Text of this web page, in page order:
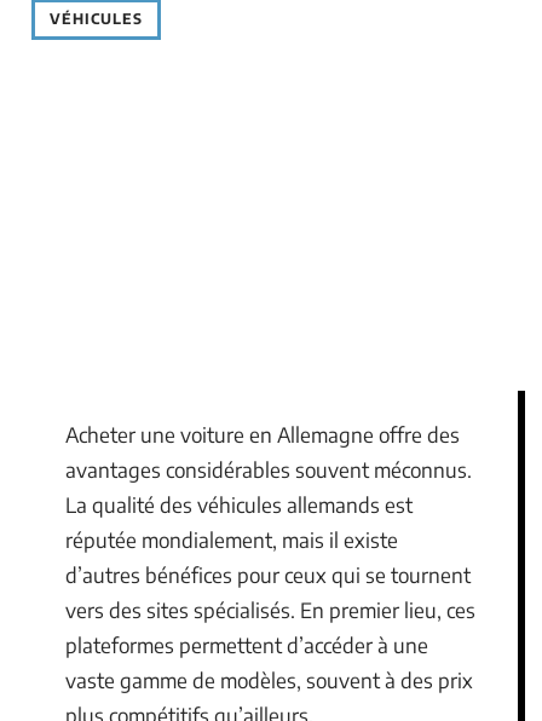
VÉHICULES
Acheter une voiture en Allemagne offre des
avantages considérables souvent méconnus.
La qualité des véhicules allemands est
réputée mondialement, mais il existe
d’autres bénéfices pour ceux qui se tournent
vers des sites spécialisés. En premier lieu, ces
plateformes permettent d’accéder à une
vaste gamme de modèles, souvent à des prix
plus compétitifs qu’ailleurs.